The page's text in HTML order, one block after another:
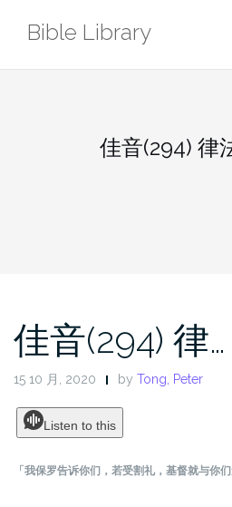
Bible Library
佳音(294) 律
佳音(294) 律…
15 10 月, 2020 by Tong, Peter
Listen to this
「我保罗告诉你们，若受割礼，基督就与你